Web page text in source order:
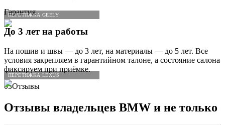
ПЕРЕТЯЖКА GEELY
ПЕРЕТЯЖКА LEXUS
Гарантия
До 3 лет на работы
На пошив и швы — до 3 лет, на материалы — до 5 лет. Все
условия закрепляем в гарантийном талоне, а состояние салона
фиксируем при приёмке.
05Отзывы
Отзывы владельцев BMW и не только